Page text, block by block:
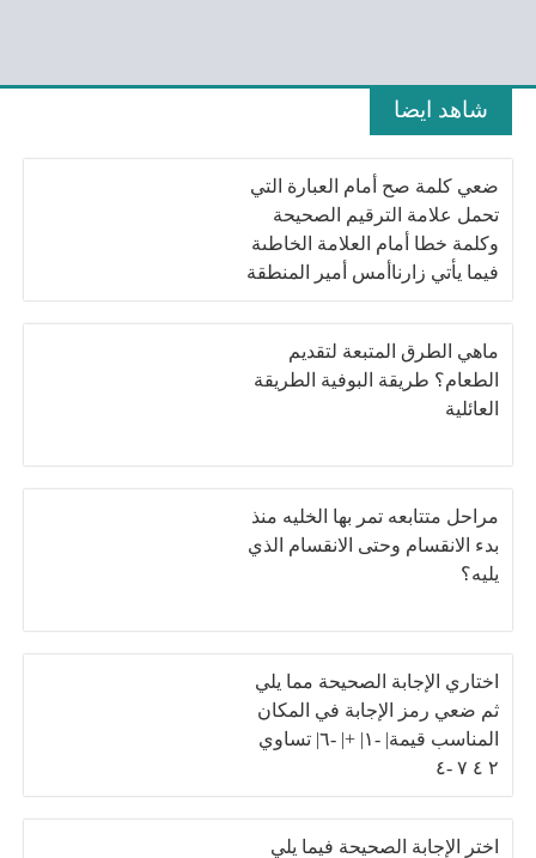
شاهد ايضا
ضعي كلمة صح أمام العبارة التي
تحمل علامة الترقيم الصحيحة
وكلمة خطا أمام العلامة الخاطىة
فيما يأتي زارناأمس أمير المنطقة
الشرقية وقد أثنى على سير
العملية التعليمية بالمدرسة
ماهي الطرق المتبعة لتقديم
الطعام؟ طريقة البوفية الطريقة
العائلية
مراحل متتابعه تمر بها الخليه منذ
بدء الانقسام وحتى الانقسام الذي
يليه؟
اختاري الإجابة الصحيحة مما يلي
ثم ضعي رمز الإجابة في المكان
المناسب قيمة| -١| +| -٦| تساوي
٢ ٤ ٧ -٤
اختر الإجابة الصحيحة فيما يلي